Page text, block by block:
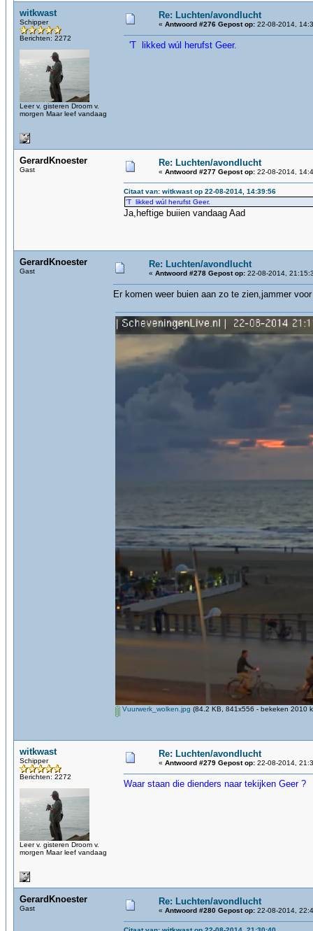
witkwast
Schipper
Berichten: 2272
Leer v. gisteren Droom v.
morgen Maar leef vandaag
Re: Luchten/avondlucht
« Antwoord #276 Gepost op: 22-08-2014,
'T likked wúl herufst Geer.
GerardKnoester
Gast
Re: Luchten/avondlucht
« Antwoord #277 Gepost op: 22-08-2014,
Citaat van: witkwast op 22-08-2014, 14:39:56
'T likked wúl herufst Geer.
Ja,heftige buiien vandaag Aad
GerardKnoester
Gast
Re: Luchten/avondlucht
« Antwoord #278 Gepost op: 22-08-2014,
Er komen weer buien aan zo te zien,jammer
Vuurwerk_wolken.jpg (84.2 KB, 841x556 - bekeken 2010
witkwast
Schipper
Berichten: 2272
Leer v. gisteren Droom v.
morgen Maar leef vandaag
Re: Luchten/avondlucht
« Antwoord #279 Gepost op: 22-08-2014,
Waar staan die dienders naar tekijken Geer ?
GerardKnoester
Gast
Re: Luchten/avondlucht
« Antwoord #280 Gepost op: 22-08-2014,